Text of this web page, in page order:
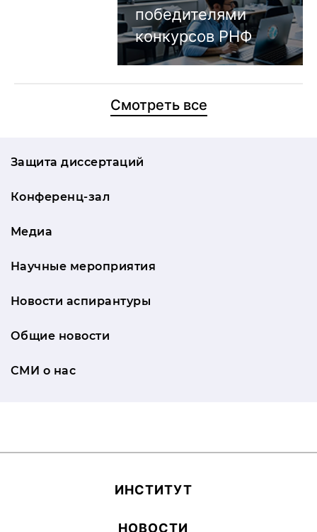
победителями
конкурсов РНФ
Смотреть все
Защита диссертаций
Конференц-зал
Медиа
Научные мероприятия
Новости аспирантуры
Общие новости
СМИ о нас
ИН­СТИ­ТУТ
НОВОСТИ